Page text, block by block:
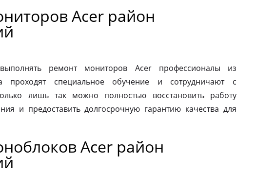
Acer район
ремонт мониторов Acer профессионалы из
проходят специальное обучение и сотрудничают с
лишь так можно полностью восстановить работу
и предоставить долгосрочную гарантию качества для
Acer район